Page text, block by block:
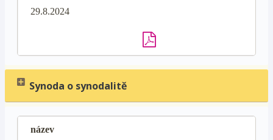
29.8.2024
Synoda o synodalitě
název